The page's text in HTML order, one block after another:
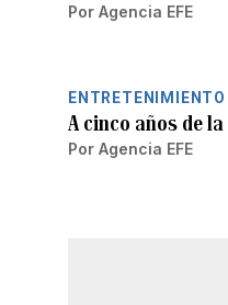
Por Agencia EFE
ENTRETENIMIENTO
A cinco años de
Por Agencia EFE